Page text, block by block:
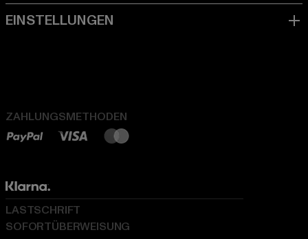
ZAHLUNGSMETHODEN
LASTSCHRIFT
SOFORTÜBERWEISUNG